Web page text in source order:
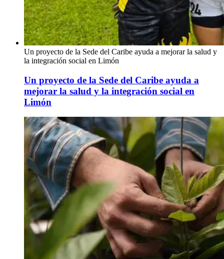
Un proyecto de la Sede del Caribe ayuda a mejorar la salud y
la integración social en Limón
Un proyecto de la Sede del Caribe ayuda a
mejorar la salud y la integración social en
Limón